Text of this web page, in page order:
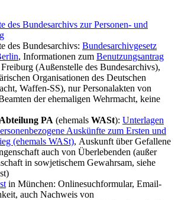
des Bundesarchivs zur Personen- und
des Bundesarchivs: Bundesarchivgesetz
, Informationen zum Benutzungsantrag
(Außenstelle des Bundesarchivs),
Organisationen des Deutschen
Waffen-SS), nur Personalakten von
der ehemaligen Wehrmacht, keine
PA (ehemals WASt): Unterlagen
Auskünfte zum Ersten und
(ehemals WASt), Auskunft über Gefallene
auch von Überlebenden (außer
in sowjetischem Gewahrsam, siehe
in München: Onlinesuchformular, Email-
auch Nachweis von